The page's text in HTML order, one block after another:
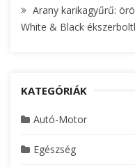
Arany karikagyűrű:
White & Black
KATEGÓRIÁK
Autó-Motor
Egészség